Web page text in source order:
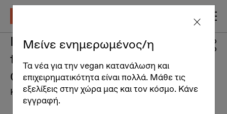
Intensive treatment for
thinning hair* for Him Folta
Chioma
Καλλυντικά
Μείνε ενημερωμένος/η
Τα νέα για την vegan κατανάλωση και
επιχειρηματικότητα είναι πολλά. Μάθε τις
εξελίξεις στην χώρα μας και τον κόσμο. Κάνε
εγγραφή.